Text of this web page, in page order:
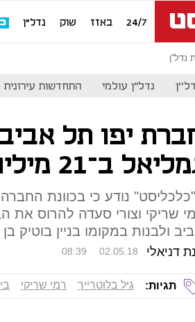
24/7 באזז שוק נדל"ן
נדל''ן
נדל"ן עולמי התחדשות עירונית
יפו תל
ב־21 מיליון שקל
נודע כי בכוונת
שריקי וצורי סעדה להרוס את
ולבנות במקומו בניין בוטיק בן 6 קומות
דניאלי 08:39 02.05.18
תגיות: גיל בלוטרייך רמי שריקי